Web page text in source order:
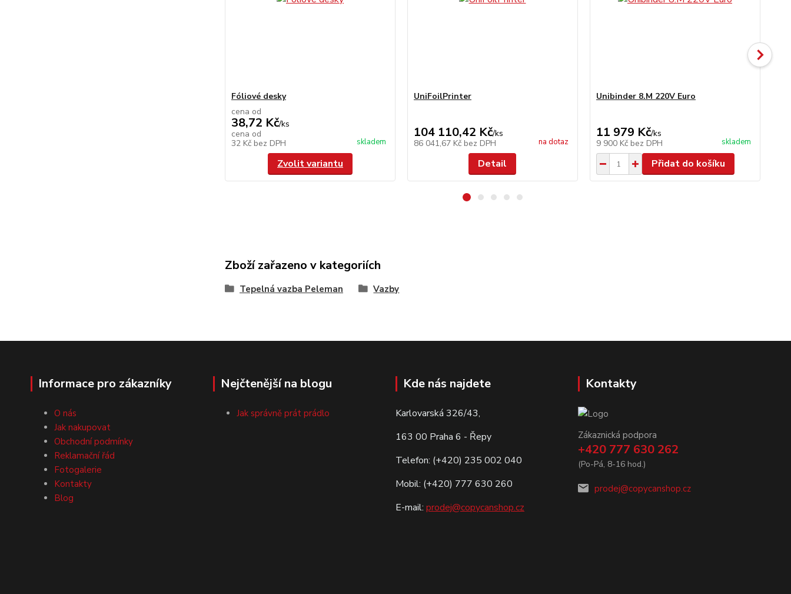
Fóliové desky
cena od
38,72 Kč/ks
cena od
32 Kč bez DPH skladem
Zvolit variantu
UniFoilPrinter
104 110,42 Kč/ks
86 041,67 Kč bez DPH na dotaz
Detail
Unibinder 8.M 220V Euro
11 979 Kč/ks
9 900 Kč bez DPH skladem
Přidat do košíku
Zboží zařazeno v kategoriích
Tepelná vazba Peleman Vazby
Informace pro zákazníky
O nás
Jak nakupovat
Obchodní podmínky
Reklamační řád
Fotogalerie
Kontakty
Blog
Nejčtenější na blogu
Jak správně prát prádlo
Kde nás najdete
Karlovarská 326/43,
163 00 Praha 6 - Řepy
Telefon: (+420) 235 002 040
Mobil: (+420) 777 630 260
E-mail: prodej@copycanshop.cz
Kontakty
Zákaznická podpora
+420 777 630 262
(Po-Pá, 8-16 hod.)
prodej@copycanshop.cz